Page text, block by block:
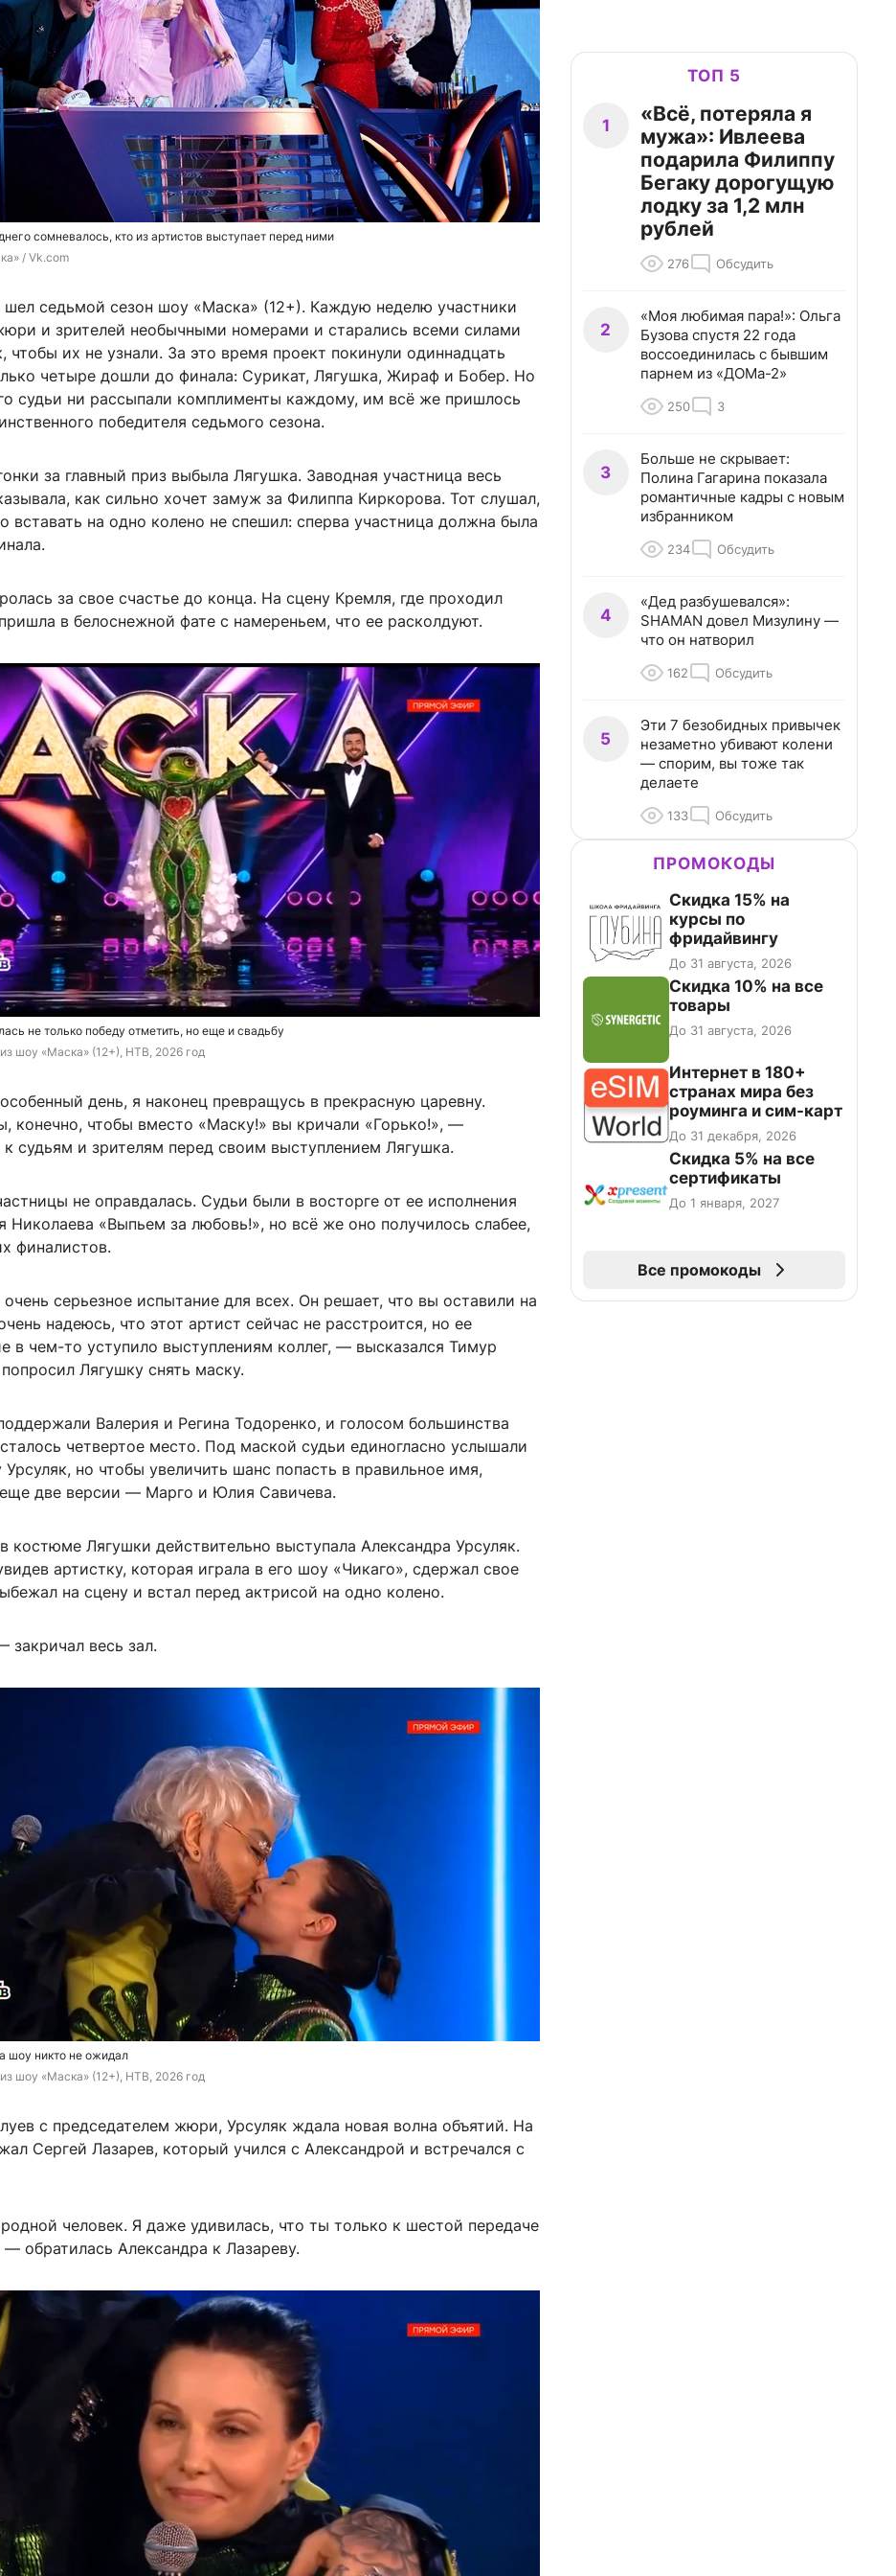
сомневалось, кто из артистов выступает перед ними
/ Vk.com
шел седьмой сезон шоу «Маска» (12+). Каждую неделю участники
и зрителей необычными номерами и старались всеми силами
чтобы их не узнали. За это время проект покинули одиннадцать
четыре дошли до финала: Сурикат, Лягушка, Жираф и Бобер. Но
судьи ни рассыпали комплименты каждому, им всё же пришлось
победителя седьмого сезона.
за главный приз выбыла Лягушка. Заводная участница весь
как сильно хочет замуж за Филиппа Киркорова. Тот слушал,
вставать на одно колено не спешил: сперва участница должна была
за свое счастье до конца. На сцену Кремля, где проходил
в белоснежной фате с намереньем, что ее расколдуют.
не только победу отметить, но еще и свадьбу
шоу «Маска» (12+), НТВ, 2026 год
день, я наконец превращусь в прекрасную царевну.
конечно, чтобы вместо «Маску!» вы кричали «Горько!», —
к судьям и зрителям перед своим выступлением Лягушка.
не оправдалась. Судьи были в восторге от ее исполнения
Николаева «Выпьем за любовь!», но всё же оно получилось слабее,
финалистов.
серьезное испытание для всех. Он решает, что вы оставили на
надеюсь, что этот артист сейчас не расстроится, но ее
в чем-то уступило выступлениям коллег, — высказался Тимур
Лягушку снять маску.
Валерия и Регина Тодоренко, и голосом большинства
четвертое место. Под маской судьи единогласно услышали
Урсуляк, но чтобы увеличить шанс попасть в правильное имя,
две версии — Марго и Юлия Савичева.
костюме Лягушки действительно выступала Александра Урсуляк.
артистку, которая играла в его шоу «Чикаго», сдержал свое
на сцену и встал перед актрисой на одно колено.
весь зал.
шоу никто не ожидал
шоу «Маска» (12+), НТВ, 2026 год
с председателем жюри, Урсуляк ждала новая волна объятий. На
Сергей Лазарев, который учился с Александрой и встречался с
человек. Я даже удивилась, что ты только к шестой передаче
— обратилась Александра к Лазареву.
ТОП 5
1
«Всё, потеряла я
мужа»: Ивлеева
подарила Филиппу
Бегаку дорогущую
лодку за 1,2 млн
рублей
276 Обсудить
2
«Моя любимая пара!»: Ольга
Бузова спустя 22 года
воссоединилась с бывшим
парнем из «ДОМа-2»
250 3
3
Больше не скрывает:
Полина Гагарина показала
романтичные кадры с новым
избранником
234 Обсудить
4
«Дед разбушевался»:
SHAMAN довел Мизулину —
что он натворил
162 Обсудить
5
Эти 7 безобидных привычек
незаметно убивают колени
— спорим, вы тоже так
делаете
133 Обсудить
ПРОМОКОДЫ
Скидка 15% на
курсы по
фридайвингу
До 31 августа, 2026
Скидка 10% на все
товары
До 31 августа, 2026
Интернет в 180+
странах мира без
роуминга и сим-карт
До 31 декабря, 2026
Скидка 5% на все
сертификаты
До 1 января, 2027
Все промокоды